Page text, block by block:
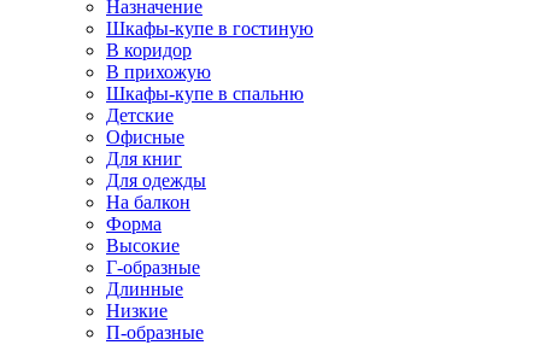
Назначение
Шкафы-купе в гостиную
В коридор
В прихожую
Шкафы-купе в спальню
Детские
Офисные
Для книг
Для одежды
На балкон
Форма
Высокие
Г-образные
Длинные
Низкие
П-образные